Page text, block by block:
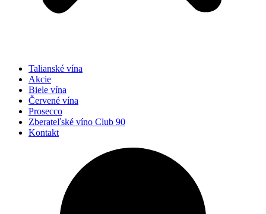
Talianské vína
Akcie
Biele vína
Červené vína
Prosecco
Zberateľské víno Club 90
Kontakt